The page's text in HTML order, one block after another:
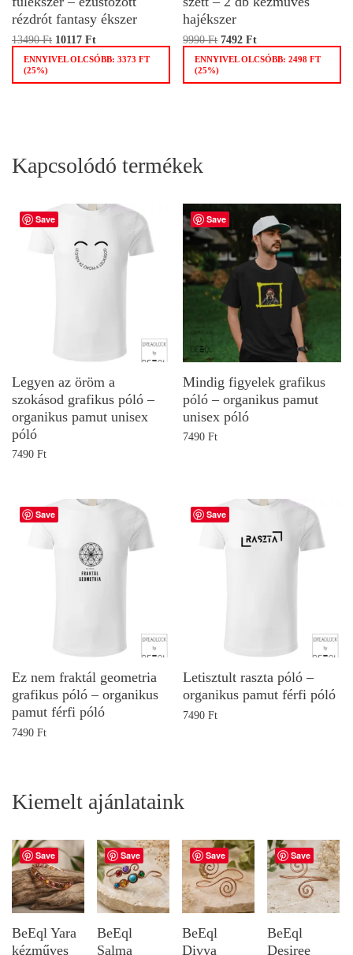
rézdrót fantasy ékszer
13490Ft 10117 Ft
ENNYIVEL OLCSÓBB: 3373 FT
(25%)
hajékszer
9990Ft 7492Ft
ENNYIVEL OLCSÓBB:2498FT
(25%)
Kapcsolódó termékek
Save
Legyen az öröm a
szokásod grafikus póló –
organikus pamut unisex
póló
7490 Ft
Save
Mindig figyelek grafikus
póló – organikus pamut
unisex póló
7490Ft
Save
Ez nem fraktál geometria
grafikus póló – organikus
pamut férfi póló
7490 Ft
Save
Letisztult raszta póló –
organikus pamut férfi póló
7490Ft
Kiemelt ajánlataink
Save
BeEql Yara
kézműves
Save
BeEql
Salma
Save
BeEql
Divya
Save
BeEql
Desiree